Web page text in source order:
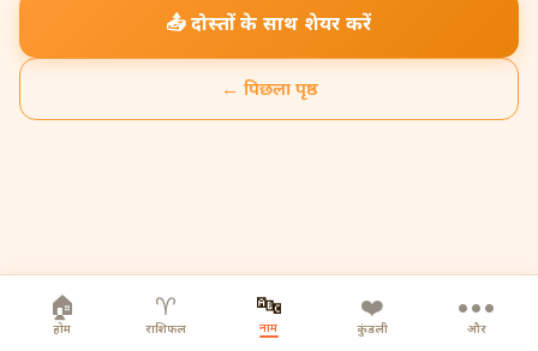
📤दोस्तों के साथ शेयर करें
← पिछला पृष्ठ
🏠
होम
♈
राशिफल
🔤
नाम
❤️
कुंडली
•••
और